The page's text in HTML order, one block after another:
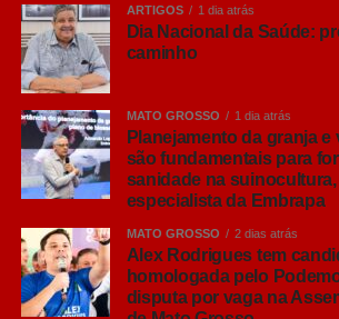
controle rigoroso da entrada de
diferentes fases de produção sejam
salas específicas. Além disso, é
animais da mesma idade juntos,
mais velhos transmitam doenças aos
explicou.
Leia Também:
Polícia Civil prende
pastor por estupro de vulnerável em
Sinop
ARTIGOS 1 dia atrás
Dia Nacional da Saúde:
caminho
MATO GROSSO 1 dia atrás
Planejamento da granja e
são fundamentais para
sanidade na
especialista da Embrapa
MATO GROSSO 2 dias atrás
Alex Rodrigues tem
homologada pelo
disputa por vaga na